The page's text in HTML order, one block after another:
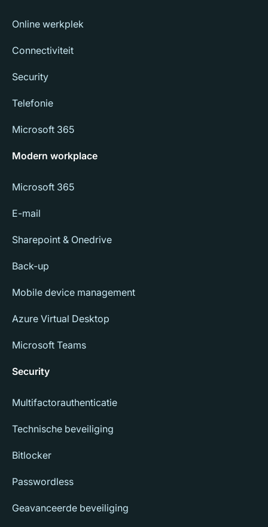
Online werkplek
Connectiviteit
Security
Telefonie
Microsoft 365
Modern workplace
Microsoft 365
E-mail
Sharepoint & Onedrive
Back-up
Mobile device management
Azure Virtual Desktop
Microsoft Teams
Security
Multifactorauthenticatie
Technische beveiliging
Bitlocker
Passwordless
Geavanceerde beveiliging